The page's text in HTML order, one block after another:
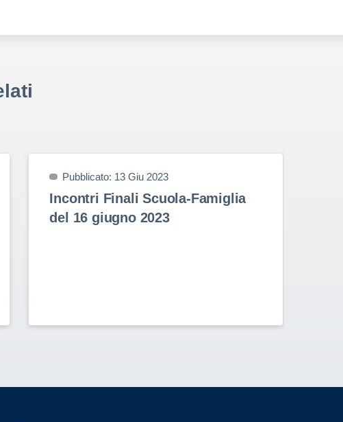
Pubblicato: 13 Giu 2023
Incontri Finali Scuola-Famiglia
del 16 giugno 2023